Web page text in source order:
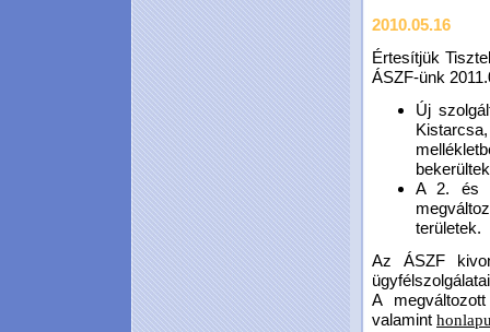
2010.05.16
Értesítjük
ÁSZF-ünk
Új
A 2. és
területek.
Az ÁSZF
A
valamint